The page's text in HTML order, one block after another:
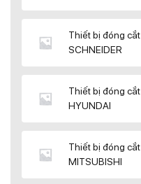
Thiết bị đóng cắt
SCHNEIDER
Thiết bị đóng cắt
HYUNDAI
Thiết bị đóng cắt
MITSUBISHI